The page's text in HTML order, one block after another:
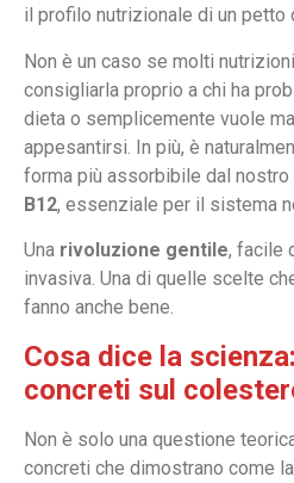
il profilo nutrizionale di un petto
Non è un caso se molti
consigliarla proprio a chi ha
dieta o semplicemente vuole
appesantirsi. In più, è
forma più assorbibile dal
B12, essenziale per il sistema
Una rivoluzione gentile, facile
invasiva. Una di quelle scelte
fanno anche bene.
Cosa dice la
concreti sul
Non è solo una questione
concreti che dimostrano come